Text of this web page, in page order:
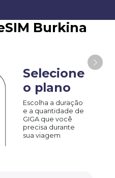
Burkina
Selecione
o plano
Escolha a duração
e a quantidade de
GIGA que você
precisa durante
sua viagem